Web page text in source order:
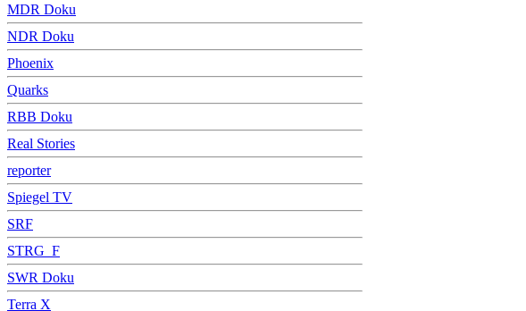
MDR Doku
NDR Doku
Phoenix
Quarks
RBB Doku
Real Stories
reporter
Spiegel TV
SRF
STRG_F
SWR Doku
Terra X